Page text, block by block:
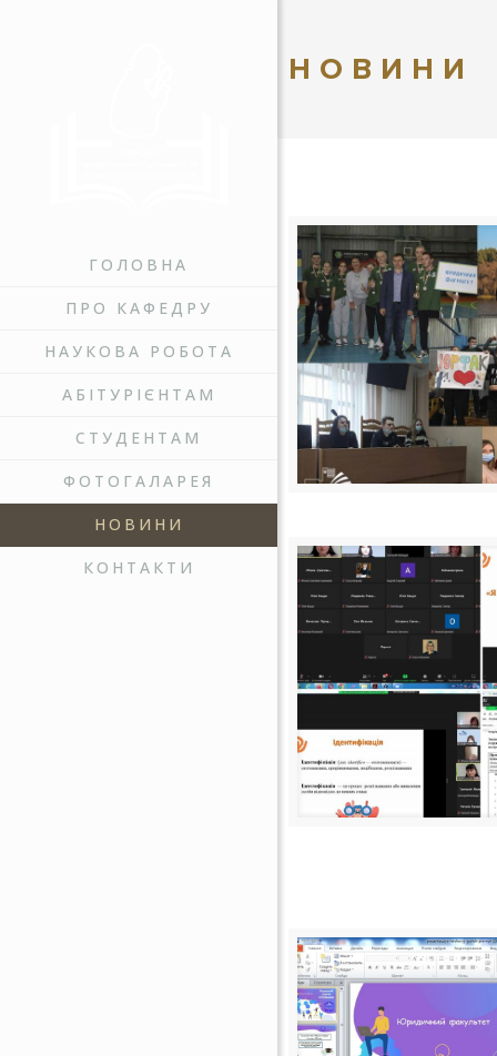
ГОЛОВНА
ПРО КАФЕДРУ
НАУКОВА РОБОТА
АБІТУРІЄНТАМ
СТУДЕНТАМ
ФОТОГАЛАРЕЯ
НОВИНИ
КОНТАКТИ
НОВИНИ